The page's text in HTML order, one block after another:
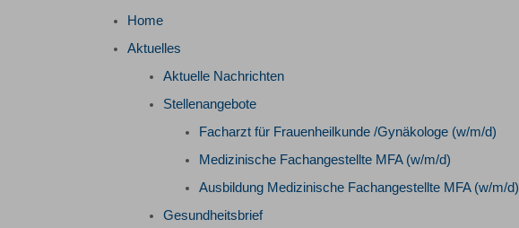
Home
Aktuelles
Aktuelle Nachrichten
Stellenangebote
Facharzt für Frauenheilkunde /Gynäkologe (w/m/d)
Medizinische Fachangestellte MFA (w/m/d)
Ausbildung Medizinische Fachangestellte MFA (w/m/d)
Gesundheitsbrief